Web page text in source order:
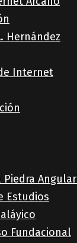
Hernández
Internet
Piedra
Estudios
Fundacional